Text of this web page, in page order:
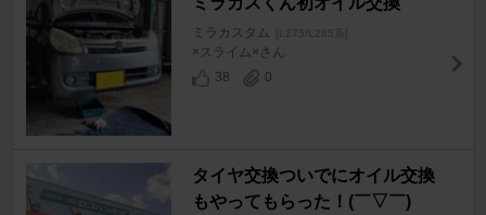
ミラカスタム [L275/L285系]
×スライム×さん
38
0
タイヤ交換ついでにオイル交換
もやってもらった！(￣▽￣)